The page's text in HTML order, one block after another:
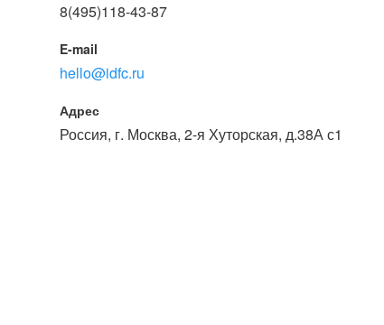
8(495)118-43-87
E-mail
hello@idfc.ru
Адрес
Россия, г. Москва, 2-я Хуторская, д.38А с1